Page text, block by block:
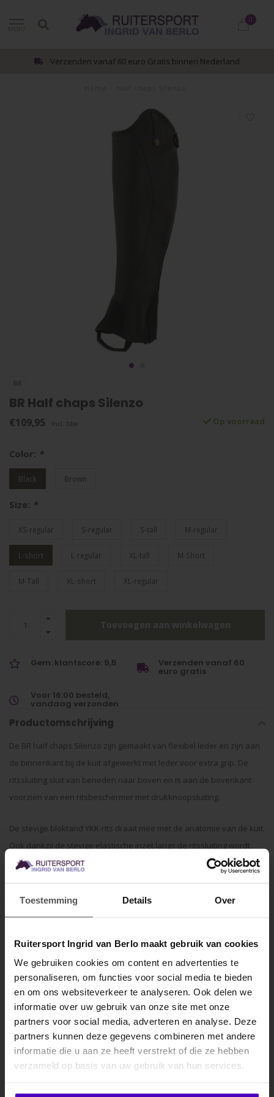
Toestemming Details Over
Ruitersport Ingrid van Berlo maakt gebruik van cookies
We gebruiken cookies om content en advertenties te
personaliseren, om functies voor social media te bieden
en om ons websiteverkeer te analyseren. Ook delen we
informatie over uw gebruik van onze site met onze
partners voor social media, adverteren en analyse. Deze
partners kunnen deze gegevens combineren met andere
informatie die u aan ze heeft verstrekt of die ze hebben
verzameld op basis van uw gebruik van hun services.
0
Verzenden vanaf 60 euro Gratis binnen Nederland
BR
BR Half chaps Silenzo
€109,95 Incl. btw Op voorraad
Color: *
Black Brown
Size: *
XS-regular S-regular S-tall M-regular
L-short L-regular XL-tall M-Short
M-Tall XL-short XL-regular
Gem. klantscore: 9,5 Verzenden vanaf 60
euro gratis
Voor 16:00 besteld,
vandaag verzonden
Productomschrijving
De BR half chaps Silenzo zijn gemaakt van flexibel leder en zijn aan
de binnenkant bij de kuit afgewerkt met leder voor extra grip. De
ritssluiting sluit van beneden naar boven en is aan de bovenkant
voorzien van een ritsbeschermer met drukknoopsluiting.
De stevige bloktand YKK-rits draait mee met de anatomie van de kuit.
Ook dankzij de stevige elastische inzet langs de ritssluiting wordt
een perfecte pasvorm verkregen. Het elastische voetenbandje is
worden met de BR jodhpurs en om die reden zijn ze een comfortabel
en stijlvol alternatief voor rijlaarzen.
Specificaties
Gerelateerde producten
MELD JE AAN VOOR
10% KORTING
.